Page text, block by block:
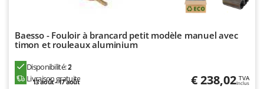
Masterpro
MCH
Baesso - Fouloir à brancard petit modèle manuel avec
timon et rouleaux aluminium
Disponibilité:2
Livraison gratuite
13 août - 17 août € 238,02 TVA
Inclus